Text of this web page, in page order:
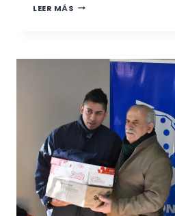
LEER MÁS CONTINÚA
ENTREGA
EN
EL
BARRIO
HÍPICO